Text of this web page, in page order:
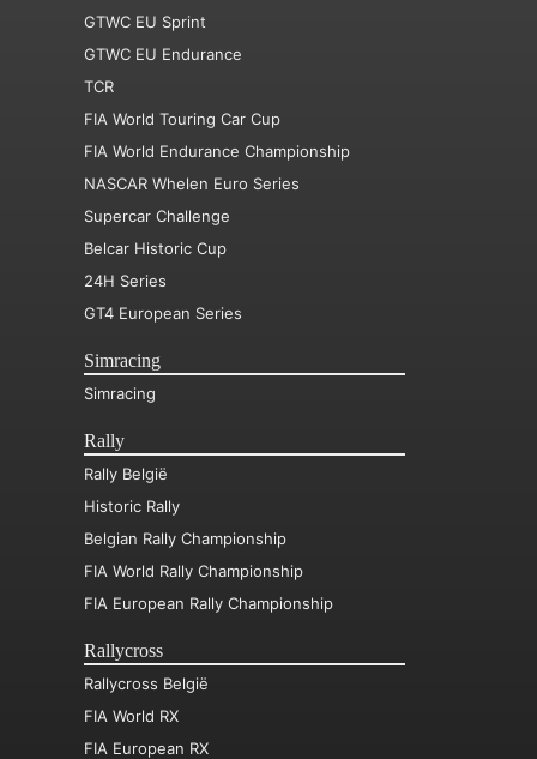
GTWC EU Sprint
GTWC EU Endurance
TCR
FIA World Touring Car Cup
FIA World Endurance Championship
NASCAR Whelen Euro Series
Supercar Challenge
Belcar Historic Cup
24H Series
GT4 European Series
Simracing
Simracing
Rally
Rally België
Historic Rally
Belgian Rally Championship
FIA World Rally Championship
FIA European Rally Championship
Rallycross
Rallycross België
FIA World RX
FIA European RX